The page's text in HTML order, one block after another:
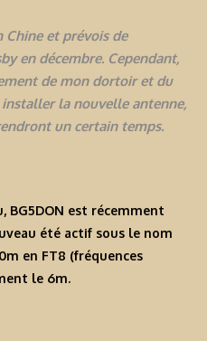
Chine et prévois de
en décembre. Cependant,
de mon dortoir et du
la nouvelle antenne,
un certain temps.
BG5DON est récemment
été actif sous le nom
en FT8 (fréquences
le 6m.